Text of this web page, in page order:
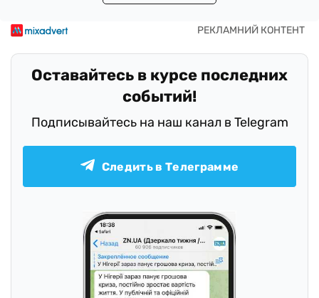
Оставайтесь в курсе последних
событий!
Подписывайтесь на наш канал в Telegram
Следить в Телеграмме